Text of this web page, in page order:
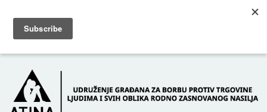
POČETNA O NAMA